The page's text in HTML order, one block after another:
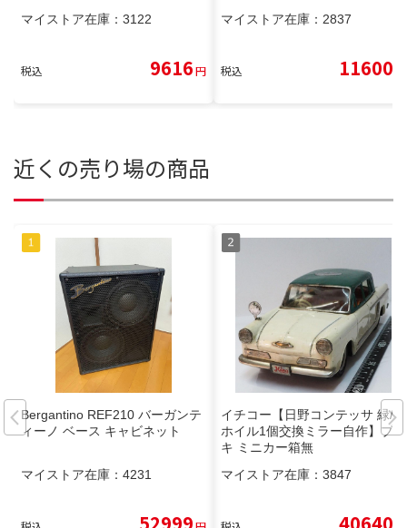
マイストア在庫： 3122
税込 9616円
マイストア在庫： 2837
税込 11600
近くの売り場の商品
Bergantino REF210 バーガンテ
ィーノ ベース キャビネット
マイストア在庫： 4231
イチコー【日野コンテッサ 緑/白
ホイル1個交換ミラー自作】ブリ
キ ミニカー箱無
マイストア在庫： 3847